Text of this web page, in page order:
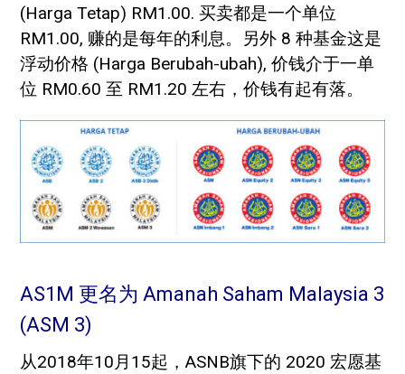
(Harga Tetap) RM1.00. 买卖都是一个单位
RM1.00, 赚的是每年的利息。另外 8 种基金这是
浮动价格 (Harga Berubah-ubah), 价钱介于一单
位 RM0.60 至 RM1.20 左右，价钱有起有落。
AS1M 更名为 Amanah Saham Malaysia 3
(ASM 3)
从2018年10月15起，ASNB旗下的 2020 宏愿基